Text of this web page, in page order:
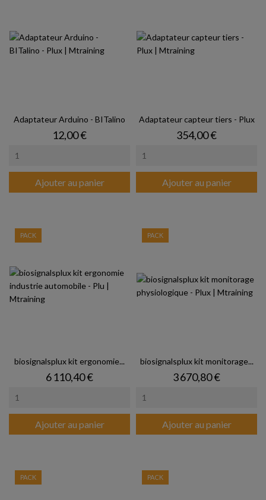
Adaptateur Arduino - BITalino
Prix
12,00 €
Ajouter au panier
Adaptateur capteur tiers - Plux
Prix
354,00 €
Ajouter au panier
biosignalsplux kit ergonomie...
Prix
6 110,40 €
Ajouter au panier
PACK
biosignalsplux kit monitorage...
Prix
3 670,80 €
Ajouter au panier
PACK
PACK PACK